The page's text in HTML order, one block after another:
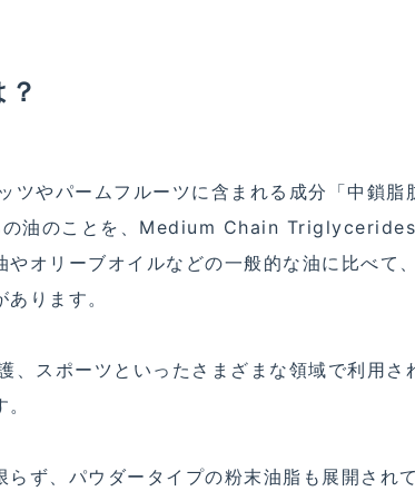
ツやパームフルーツに含まれる成分「中鎖脂
の油のことを、Medium Chain
やオリーブオイルなどの一般的な油に比べて
ります。
、スポーツといったさまざまな領域で利用さ
らず、パウダータイプの粉末油脂も展開され